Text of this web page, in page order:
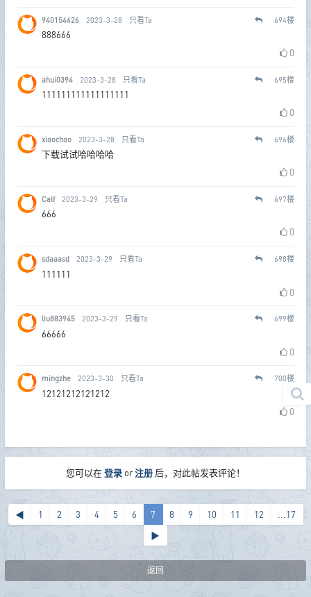
940154626 2023-3-28 只看Ta 694楼
888666
0
ahui0394 2023-3-28 只看Ta 695楼
111111111111111111
0
xiaochao 2023-3-28 只看Ta 696楼
下载试试哈哈哈哈
0
Calf 2023-3-29 只看Ta 697楼
666
0
sdaaasd 2023-3-29 只看Ta 698楼
111111
0
liu883945 2023-3-29 只看Ta 699楼
66666
0
mingzhe 2023-3-30 只看Ta 700楼
12121212121212
0
您可以在登录or注册 后，对此帖发表评论！
◀ 1 2 3 4 5 6 7 8 9 10 11 12
...17
▶
返回